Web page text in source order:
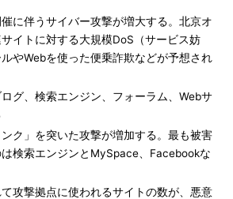
に伴うサイバー攻撃が増大する。北京オ
イトに対する大規模DoS（サービス妨
やWebを使った便乗詐欺などが予想され
グ、検索エンジン、フォーラム、Webサ
ク」を突いた攻撃が増加する。最も被害
検索エンジンとMySpace、Facebookな
攻撃拠点に使われるサイトの数が、悪意